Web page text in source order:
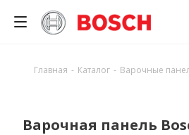
Главная - Каталог - Варочные
Варочная панель